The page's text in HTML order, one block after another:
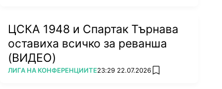
ЦСКА 1948 и Спартак Търнава
оставиха всичко за реванша
(ВИДЕО)
ПОВЕЧЕ ОТ
ЛИГА НА КОНФЕРЕНЦИИТЕ23:29 22.07.2026 add favorites